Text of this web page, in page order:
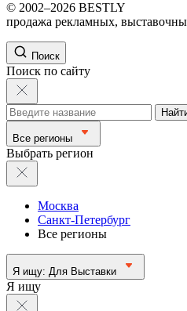
© 2002–2026 BESTLY
продажа рекламных,
Поиск
Поиск по сайту
Все регионы
Выбрать регион
Москва
Санкт-Петербург
Все регионы
Я ищу: Для Выставки
Я ищу